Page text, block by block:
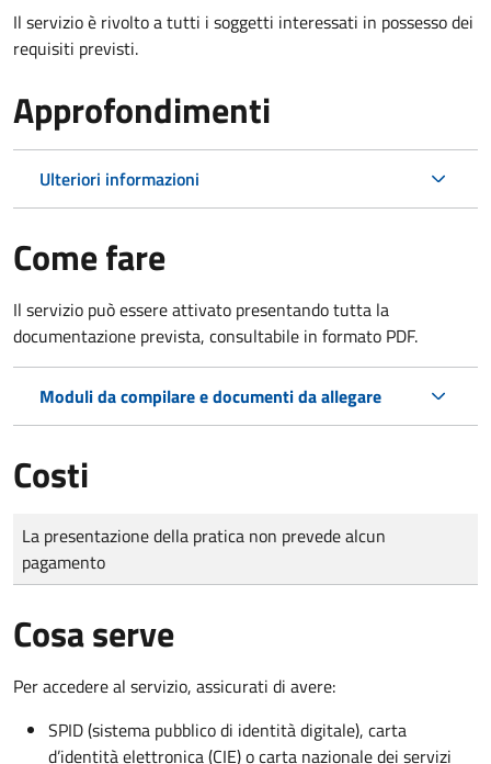
Il servizio è rivolto a tutti i soggetti interessati in possesso dei
requisiti previsti.
Approfondimenti
Ulteriori informazioni
Come fare
Il servizio può essere attivato presentando tutta la
documentazione prevista, consultabile in formato PDF.
Moduli da compilare e documenti da allegare
Costi
Tipo di pagamento
Importo
La presentazione della pratica non prevede alcun
pagamento
Cosa serve
Per accedere al servizio, assicurati di avere:
SPID (sistema pubblico di identità digitale), carta
d’identità elettronica (CIE) o carta nazionale dei servizi